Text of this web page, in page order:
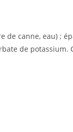
de canne, eau) ;
de potassium.